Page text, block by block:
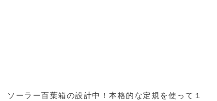
ソーラー百葉箱の設計中！本格的な定規を使って１